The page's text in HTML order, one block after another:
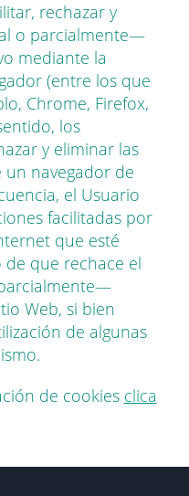
rechazar y
o parcialmente—
mediante la
(entre los que
Chrome, Firefox,
los
y eliminar las
navegador de
el Usuario
facilitadas por
que esté
de que rechace el
Web, si bien
de algunas
de cookies clica